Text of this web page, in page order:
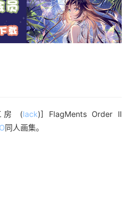
房 (lack)] FlagMents Order II
同人画集。